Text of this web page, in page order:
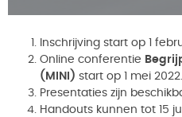
Inschrijving start op 1
Online conferentie
(MINI) start op 1 mei 2022.
Presentaties zijn
Handouts kunnen tot 15